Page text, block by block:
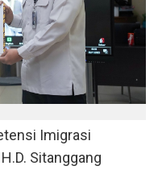
Imigrasi
Sitanggang